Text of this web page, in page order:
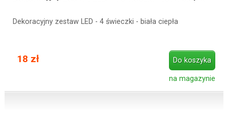
Dekoracyjny zestaw LED - 4 świeczki - biała ciepła
18 zł Do koszyka
na magazynie